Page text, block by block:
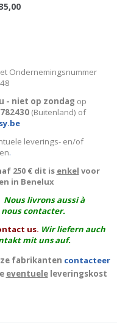
Ondernemingsnummer
- niet op zondag op
(Buitenland) of
leverings- en/of
.
250 € dit is enkel voor
in Benelux
Nous livrons aussi à
contacter.
us. Wir liefern auch
mit uns auf.
fabrikanten contacteer
eventueleleveringskost